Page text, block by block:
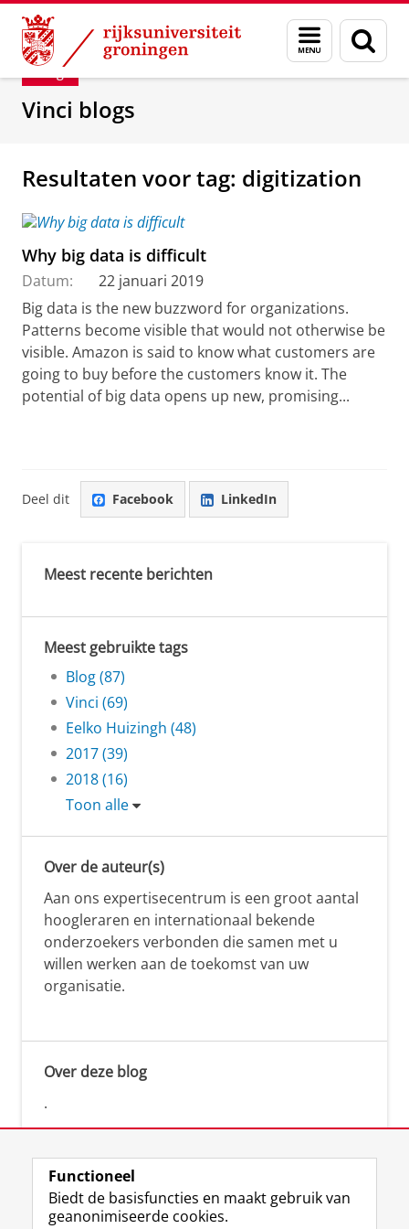
Skip
Content
Skip
Navigation
Menu
en
zoeken
Department of Innovation Management &
Blog
Vinci blogs
Resultaten voor tag: digitization
Why big data is difficult
Datum:
22 januari 2019
Big data is the new buzzword for organizations.
Patterns become visible that would not otherwise be
visible. Amazon is said to know what customers are
going to buy before the customers know it. The
potential of big data opens up new, promising...
Deel dit Facebook LinkedIn
Meest recente berichten
Meest gebruikte tags
Blog (87)
Vinci (69)
Eelko Huizingh (48)
2017 (39)
2018 (16)
Toon alle
Over de auteur(s)
Aan ons expertisecentrum is een groot aantal
hoogleraren en internationaal bekende
onderzoekers verbonden die samen met u
willen werken aan de toekomst van uw
organisatie.
Over deze blog
.
Functioneel
Biedt de basisfuncties en maakt gebruik van
geanonimiseerde cookies.